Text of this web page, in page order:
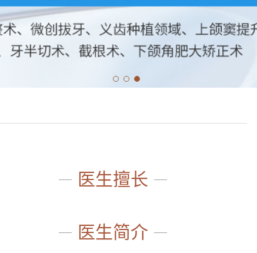
医生擅长
医生简介